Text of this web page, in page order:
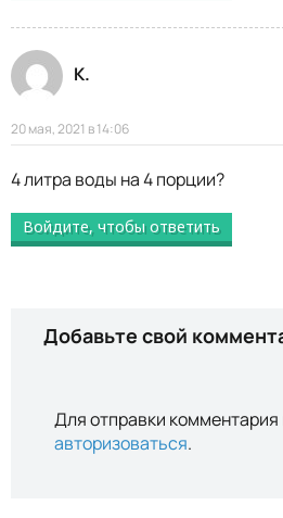
K.
20 мая, 2021 в 14:06
4 литра воды на 4 порции?
Войдите, чтобы ответить
Добавьте свой
Для отправки
авторизоваться.